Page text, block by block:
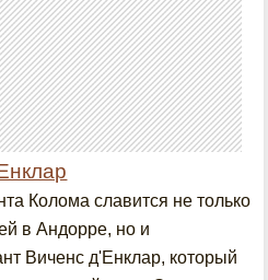
Колома славится не только
в Андорре, но и
Виченс д'Енклар, который